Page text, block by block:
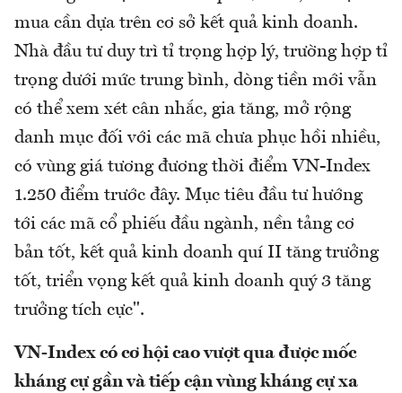
mua cần dựa trên cơ sở kết quả kinh doanh.
Nhà đầu tư duy trì tỉ trọng hợp lý, trường hợp tỉ
trọng dưới mức trung bình, dòng tiền mới vẫn
có thể xem xét cân nhắc, gia tăng, mở rộng
danh mục đối với các mã chưa phục hồi nhiều,
có vùng giá tương đương thời điểm VN-Index
1.250 điểm trước đây. Mục tiêu đầu tư hướng
tới các mã cổ phiếu đầu ngành, nền tảng cơ
bản tốt, kết quả kinh doanh quí II tăng trưởng
tốt, triển vọng kết quả kinh doanh quý 3 tăng
trưởng tích cực".
VN-Index có cơ hội cao vượt qua được mốc
kháng cự gần và tiếp cận vùng kháng cự xa